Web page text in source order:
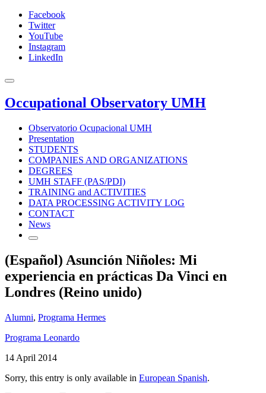
Facebook
Twitter
YouTube
Instagram
LinkedIn
Occupational Observatory UMH
Observatorio Ocupacional UMH
Presentation
STUDENTS
COMPANIES AND ORGANIZATIONS
DEGREES
UMH STAFF (PAS/PDI)
TRAINING and ACTIVITIES
DATA PROCESSING ACTIVITY LOG
CONTACT
News
(Español) Asunción Niñoles: Mi
experiencia en prácticas Da Vinci en
Londres (Reino unido)
Alumni, Programa Hermes
Programa Leonardo
14 April 2014
Sorry, this entry is only available in European Spanish.